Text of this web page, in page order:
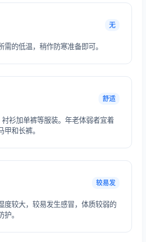
无
需的低温，稍作防寒准备即可。
舒适
衫加单裤等服装。年老体弱者宜着
和长裤。
较易发
度较大，较易发生感冒，体质较弱的
。